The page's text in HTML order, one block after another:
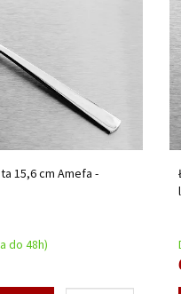
15,6 cm Amefa -
do 48h)